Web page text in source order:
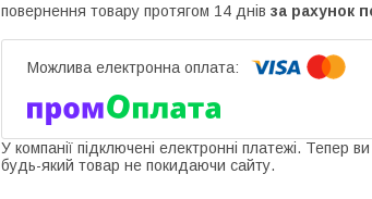
повернення товару протягом 14 днів за рахунок
У компанії підключені електронні платежі. Тепер
будь-який товар не покидаючи сайту.